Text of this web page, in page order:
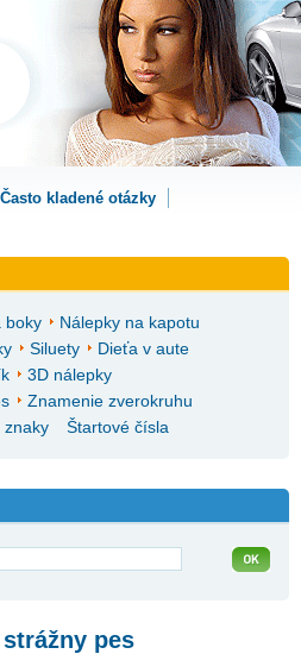
Často kladené otázky
boky
Nálepky na kapotu
Siluety
Dieťa v aute
3D nálepky
Znamenie zverokruhu
znaky Štartové čísla
pes